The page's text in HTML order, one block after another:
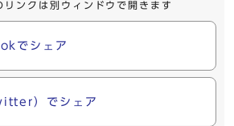
リンクは別ウィンドウで開きます
でシェア
）でシェア